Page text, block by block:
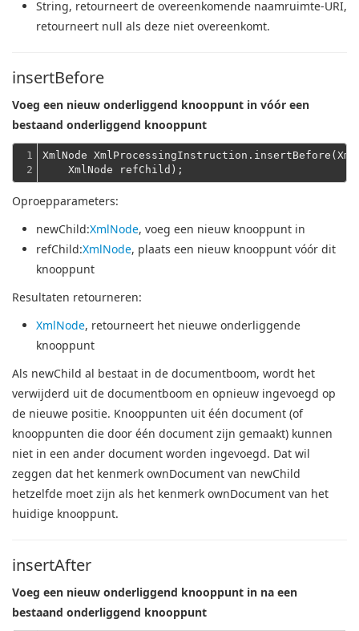
String, retourneert de overeenkomende naamruimte-URI,
retourneert null als deze niet overeenkomt.
insertBefore
Voeg een nieuw onderliggend knooppunt in vóór een
bestaand onderliggend knooppunt
1
2
XmlNode
    XmlNode refChild);
Oproepparameters:
newChild:XmlNode, voeg een nieuw knooppunt in
refChild:XmlNode, plaats een nieuw knooppunt vóór dit
knooppunt
Resultaten retourneren:
XmlNode, retourneert het nieuwe onderliggende
knooppunt
Als newChild al bestaat in de documentboom, wordt het
verwijderd uit de documentboom en opnieuw ingevoegd op
de nieuwe positie. Knooppunten uit één document (of
knooppunten die door één document zijn gemaakt) kunnen
niet in een ander document worden ingevoegd. Dat wil
zeggen dat het kenmerk ownDocument van newChild
hetzelfde moet zijn als het kenmerk ownDocument van het
huidige knooppunt.
insertAfter
Voeg een nieuw onderliggend knooppunt in na een
bestaand onderliggend knooppunt